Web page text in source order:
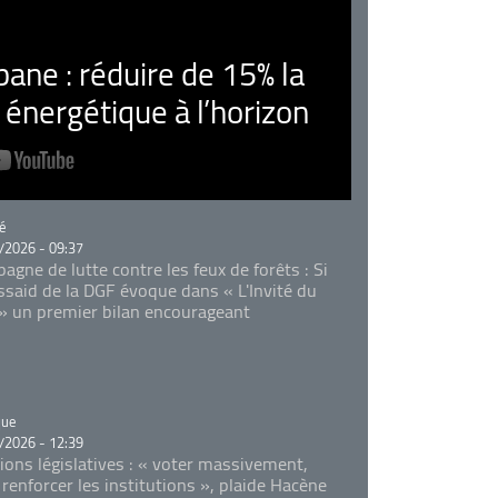
: réduire de 15% la
à l’horizon
- 09:37
de lutte contre les feux de forêts : Si
de la DGF évoque dans « L'Invité du
un premier bilan encourageant
- 12:39
législatives : « voter massivement,
les institutions », plaide Hacène